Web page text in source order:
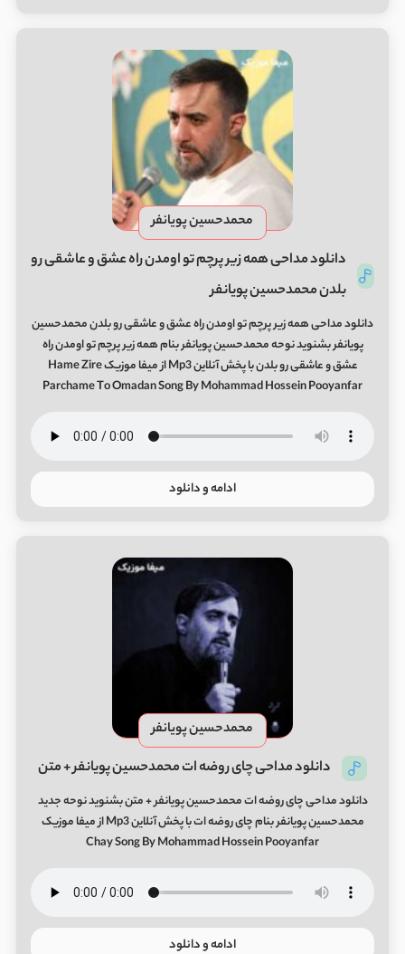
محمدحسین پویانفر
دانلود مداحی همه زیر پرچم تو اومدن راه عشق و عاشقی رو
بلدن محمدحسین پویانفر
دانلود مداحی همه زیر پرچم تو اومدن راه عشق و عاشقی رو بلدن محمدحسین
پویانفر بشنوید نوحه محمدحسین پویانفر بنام همه زیر پرچم تو اومدن راه
عشق و عاشقی رو بلدن با پخش آنلاین Mp3 از میفا موزیک Hame Zire
Parchame To Omadan Song By Mohammad Hossein Pooyanfar
ادامه و دانلود
محمدحسین پویانفر
دانلود مداحی چای روضه ات محمدحسین پویانفر + متن
دانلود مداحی چای روضه ات محمدحسین پویانفر + متن بشنوید نوحه جدید
محمدحسین پویانفر بنام چای روضه ات با پخش آنلاین Mp3 از میفا موزیک
Chay Song By Mohammad Hossein Pooyanfar
ادامه و دانلود